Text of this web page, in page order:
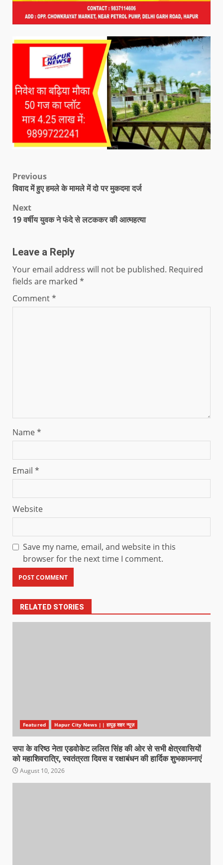
Previous
विवाद में हुए हमले के मामले में दो पर मुकदमा दर्ज
Next
19 वर्षीय युवक ने फंदे से लटककर की आत्महत्या
Leave a Reply
Your email address will not be published. Required
fields are marked *
Comment*
Name*
Email *
Website
Save my name, email, and website in this
browser for the next time I comment.
RELATED STORIES
Featured Hapur City News || हापुड़ शहर न्यूज़
सपा के वरिष्ठ नेता एडवोकेट ललित सिंह की ओर से सभी क्षेत्रवासियों
को महाशिवरात्रि, स्वतंत्रता दिवस व रक्षाबंधन की हार्दिक शुभकामनाएं
August 10, 2026